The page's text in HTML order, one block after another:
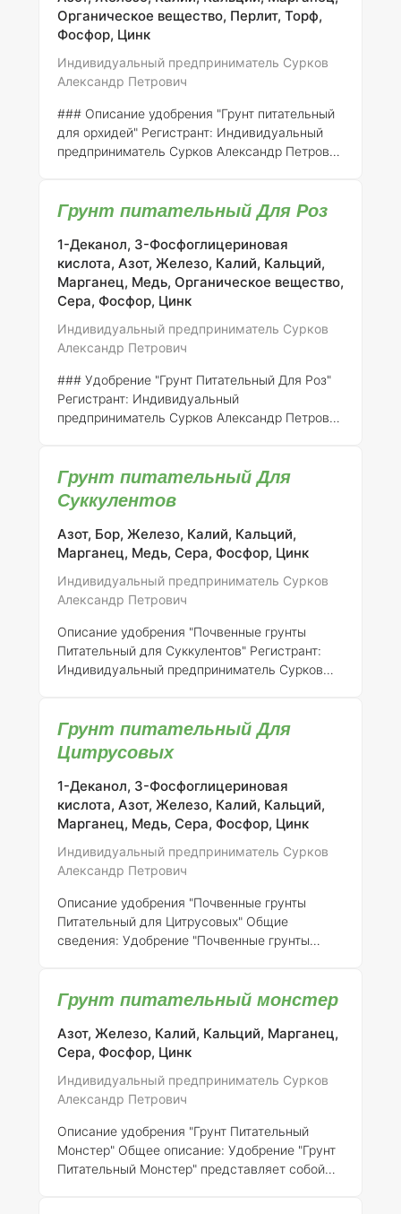
сельскохозяйственных культур. Данный
продукт адаптирован для использования в
Состав и концентрация элементов:
Питательный состав удобрени
Органическое вещество, Перлит, Торф,
Фосфор, Цинк
Индивидуальный предприниматель Сурков
Александр Петрович
### Описание удобрения "Грунт питательный
для орхидей" Регистрант: Индивидуальный
предприниматель Сурков Александр Петрович
представляет собой специализированный
потребностей орхидей в питательных
веществах и обеспечении оптимальных
условий для их роста. Этот продукт позволяет
создать среду, максимально приближенную к
естественным условиям произрастания
орхидей, что способствует их здоровому
развитию и цветени
Грунт питательный Для Роз
1-Деканол, 3-Фосфоглицериновая
кислота, Азот, Железо, Калий, Кальций,
Марганец, Медь, Органическое вещество,
Сера, Фосфор, Цинк
Индивидуальный предприниматель Сурков
Александр Петрович
### Удобрение "Грунт Питательный Для Роз"
Регистрант: Индивидуальный
предприниматель Сурков Александр Петрович
Роз" представляет собой
специализированный субстрат, разработанный
для обеспечения оптимальных условий для
роста и развития розовых культур. Это
удобрение содержит сбалансированный набор
полноценного питания растений, а также
органические компоненты, способствующие
улучшению структуры почвы и повышению ее
пло
Грунт питательный Для
Суккулентов
Азот, Бор, Железо, Калий, Кальций,
Марганец, Медь, Сера, Фосфор, Цинк
Индивидуальный предприниматель Сурков
Александр Петрович
Описание удобрения "Почвенные грунты
Питательный для Суккулентов" Регистрант:
Индивидуальный предприниматель Сурков
Питательный для Суккулентов" предназначено
для обеспечения оптимальных условий роста
и развития суккулентных растений. Этот
продукт разрабатывался с учетом
специфических потребностей суккулентов,
которые требуют особого подхода к питанию
засушливого климата. ### Состав элементов
и концентрация Удобре
Грунт питательный Для
Цитрусовых
1-Деканол, 3-Фосфоглицериновая
кислота, Азот, Железо, Калий, Кальций,
Марганец, Медь, Сера, Фосфор, Цинк
Индивидуальный предприниматель Сурков
Александр Петрович
Описание удобрения "Почвенные грунты
Питательный для Цитрусовых" Общие
сведения: Удобрение "Почвенные грунты
предпринимателем Сурковым Александром
746-1. Это специализированное удобрение
предназначено для улучшения питательных
свойств почвы и оптимизации роста и
плодоношения цитрусовых культур.
Состав
элементов:
Удобрение содержит следующие
ключевые элементы в определенной
концентрации, что обеспечивает полноценное
питани
Грунт питательный монстер
Азот, Железо, Калий, Кальций, Марганец,
Сера, Фосфор, Цинк
Индивидуальный предприниматель Сурков
Александр Петрович
Описание удобрения "Грунт Питательный
Монстер" Общее описание: Удобрение "Грунт
Питательный Монстер" представляет собой